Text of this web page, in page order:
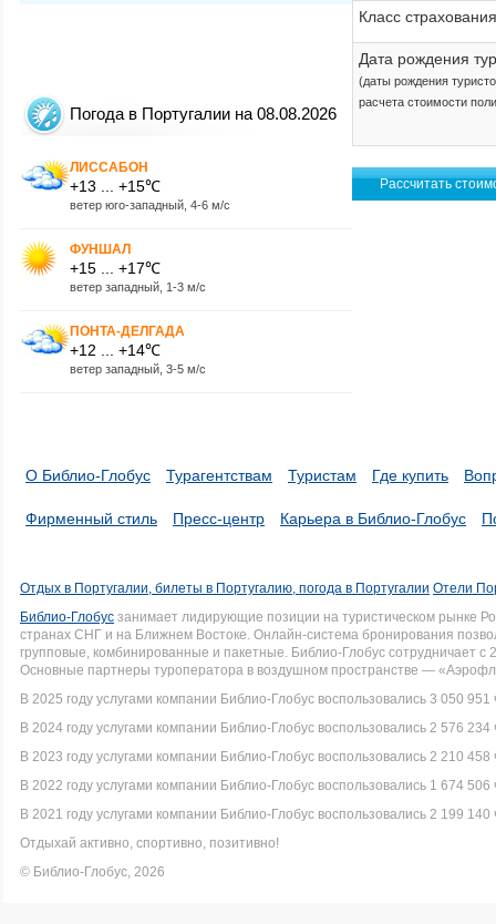
Погода в Португалии на 08.08.2026
ЛИССАБОН
+13 ... +15℃
ветер юго-западный, 4-6 м/с
ФУНШАЛ
+15 ... +17℃
ветер западный, 1-3 м/с
ПОНТА-ДЕЛГАДА
+12 ... +14℃
ветер западный, 3-5 м/с
Класс страхования
Дата рождения
(даты рождения
расчета стоимости
О Библио-Глобус Турагентствам Туристам Где купить
Фирменный стиль Пресс-центр Карьера в Библио-Глобус
Отдых в Португалии, билеты в Португалию, погода в Португалии Отели
Библио-Глобус занимает лидирующие позиции на туристическом рынке
странах СНГ и на Ближнем Востоке. Онлайн-система бронирования
групповые, комбинированные и пакетные. Библио-Глобус сотрудничает
Основные партнеры туроператора в воздушном пространстве —
В 2025 году услугами компании Библио-Глобус воспользовались 3 050 951
В 2024 году услугами компании Библио-Глобус воспользовались 2 576 234
В 2023 году услугами компании Библио-Глобус воспользовались 2 210 458
В 2022 году услугами компании Библио-Глобус воспользовались 1 674 506
В 2021 году услугами компании Библио-Глобус воспользовались 2 199 140
Отдыхай активно, спортивно, позитивно!
© Библио-Глобус, 2026